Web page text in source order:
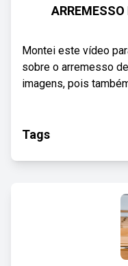
Montei este vídeo
sobre o arremesso
imagens, pois
Tags